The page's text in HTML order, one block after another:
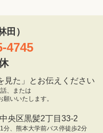
田）
4745
た」とお伝えください
、または
いいたします。
央区黒髪2丁目33-2
分、熊本大学前バス停徒歩2分